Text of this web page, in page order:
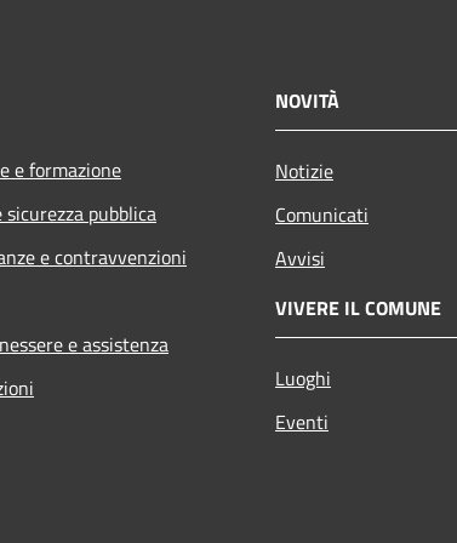
e formazione
sicurezza pubblica
e contravvenzioni
e assistenza
NOVITÀ
Notizie
Comunicati
Avvisi
VIVERE IL COMUNE
Luoghi
Eventi